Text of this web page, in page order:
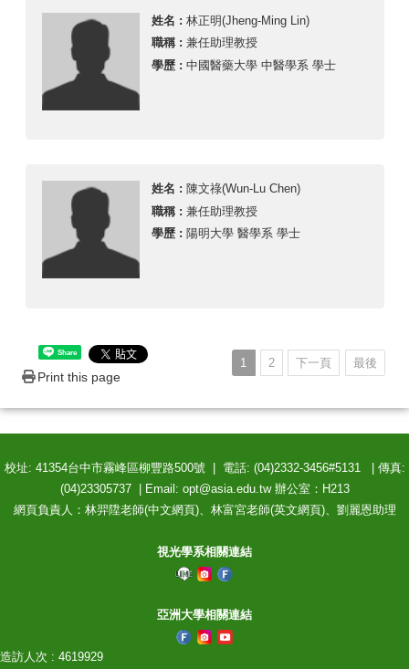
姓名 :林正明(Jheng-Ming Lin)
職稱 :兼任助理教授
學歷 :中國醫藥大學 中醫學系 學士
姓名 : 陳文祿(Wun-Lu Chen)
職稱 :兼任助理教授
學歷 : 陽明大學 醫學系 學士
1 2 下一頁 最後
Share
Print this page
校址: 41354台中市霧峰區柳豐路500號 | 電話: (04)2332-3456#5131 | 傳真:
(04)23305737 | Email: opt@asia.edu.tw 辦公室：H213
網頁負責人：林羿陞老師(中文網頁)、林富宮老師(英文網頁)、劉麗恩助理
視光學系相關連結
亞洲大學相關連結
造訪人次 : 4619929